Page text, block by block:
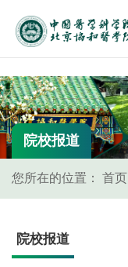
院校报道
您所在的位置： 首页
院校报道